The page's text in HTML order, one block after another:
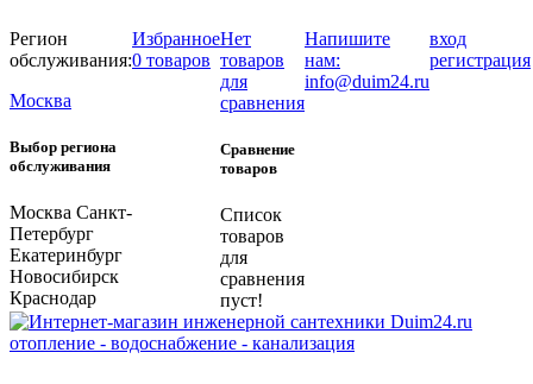
Регион
обслуживания:
Москва
Выбор региона
обслуживания
Москва Санкт-
Петербург
Екатеринбург
Новосибирск
Краснодар
Избранное
0 товаров
Нет
товаров
для
сравнения
Сравнение
товаров
Список
товаров
для
сравнения
пуст!
Напишите
нам:
info@duim24.ru
вход
регистрация
отопление - водоснабжение - канализация